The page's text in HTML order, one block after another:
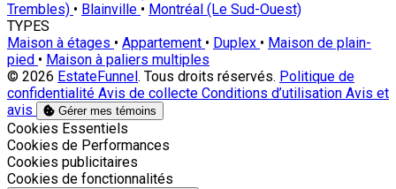
Trembles) • Blainville • Montréal (Le Sud-Ouest)
TYPES
Maison à étages • Appartement • Duplex • Maison de plain-
pied • Maison à paliers multiples
© 2026 EstateFunnel. Tous droits réservés. Politique de
confidentialité Avis de collecte Conditions d’utilisation Avis et
avis
Gérer mes témoins
Activer
Cookies Essentiels
Activer
Cookies de Performances
Activer
Cookies publicitaires
Activer
Cookies de fonctionnalités